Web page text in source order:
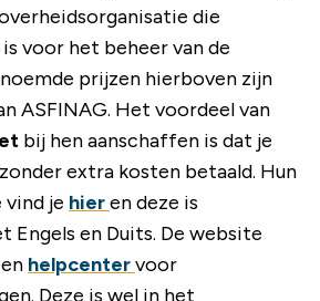
die
voor het beheer van de
prijzen hierboven zijn
ASFINAG. Het voordeel van
bij hen aanschaffen is dat je
extra kosten betaald. Hun
je hieren deze is
Engels en Duits. De website
helpcentervoor
Deze is wel in het